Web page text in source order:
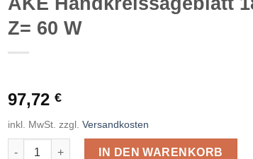
Z= 60 W
97,72 €
inkl. MwSt. zzgl. Versandkosten
AKE Handkreissägeblatt 180 x 1,2 x 30 Z= 60 W
IN DEN WARENKORB